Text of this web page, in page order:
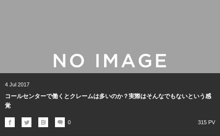
4 Jul 2017
コールセンターで働くとクレームは多いのか？実際はそんなでもないという感
覚
0 315 PV